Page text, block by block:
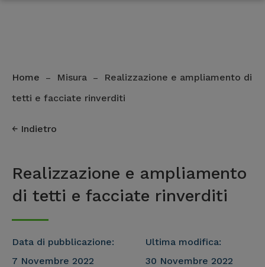
Home – Misura –
Realizzazione e ampliamento di
tetti e facciate rinverditi
Indietro
Realizzazione e ampliamento
di tetti e facciate rinverditi
Data di pubblicazione:
7 Novembre 2022
Ultima modifica:
30 Novembre 2022